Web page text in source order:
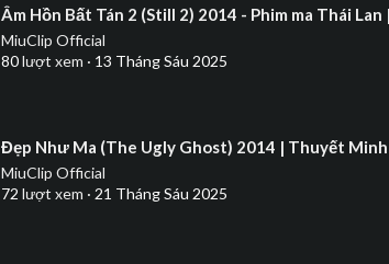
⁣Âm Hồn Bất Tán 2 (Still 2) 2014 - Phim ma Thái
MiuClip Official
80lượt xem · 13 Tháng Sáu 2025
⁣Đẹp Như Ma (The Ugly Ghost) 2014 | Thuyết Minh
MiuClip Official
72 lượt xem · 21 Tháng Sáu 2025